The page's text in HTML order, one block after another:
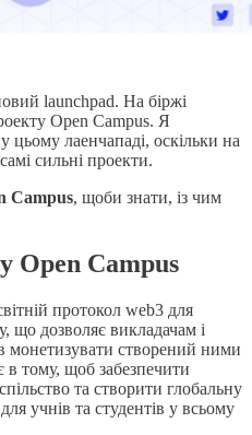
launchpad. На біржі
Open Campus. Я
цьому лаeнчападі, оскільки на
сильні проекти.
Campus, щоби знати, із чим
Open Campus
протокол web3 для
що дозволяє викладачам і
монетизувати створений ними
в тому, щоб забезпечити
та створити глобальну
учнів та студентів у всьому